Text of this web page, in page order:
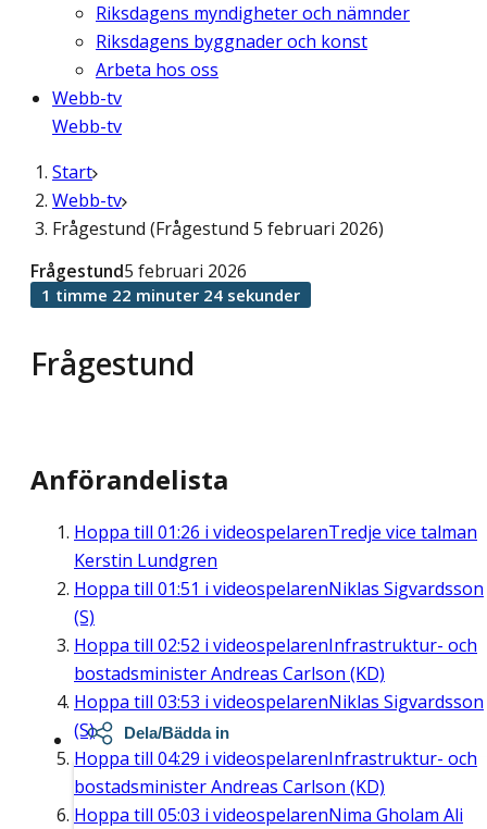
Riksdagens myndigheter och nämnder
Riksdagens byggnader och konst
Arbeta hos oss
Webb-tv
Webb-tv
Start
Webb-tv
Frågestund (Frågestund 5 februari 2026)
Frågestund
Frågestund5 februari 2026
1 timme 22 minuter 24 sekunder
Anförandelista
Hoppa till 01:26 i videospelarenTredje vice talman
Kerstin Lundgren
Hoppa till 01:51 i videospelarenNiklas Sigvardsson
(S)
Hoppa till 02:52 i videospelarenInfrastruktur- och
bostadsminister Andreas Carlson (KD)
Hoppa till 03:53 i videospelarenNiklas Sigvardsson
(S)
Hoppa till 04:29 i videospelarenInfrastruktur- och
bostadsminister Andreas Carlson (KD)
Hoppa till 05:03 i videospelarenNima Gholam Ali
Dela/Bädda in